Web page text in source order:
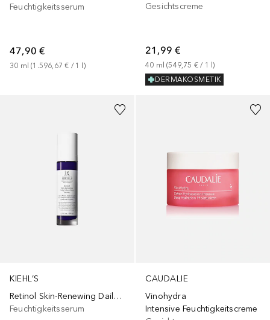
Feuchtigkeitsserum
47,90 €
30 ml (1.596,67 € / 1 l)
Gesichtscreme
21,99 €
40 ml (549,75 € / 1 l)
DERMAKOSMETIK
KIEHL’S
Retinol Skin-Renewing Daily Micro-Dose Treatment
Feuchtigkeitsserum
CAUDALIE
Vinohydra
Intensive Feuchtigkeitscreme